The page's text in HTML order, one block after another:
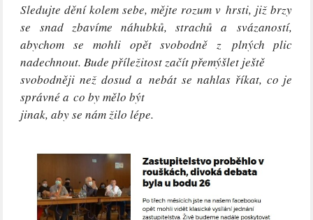
Sledujte dění kolem sebe, mějte rozum v hrsti, již brzy
se snad zbavíme náhubků, strachů a svázaností,
abychom se mohli opět svobodně z plných plic
nadechnout. Bude příležitost začít přemýšlet ještě
svobodněji než dosud a nebát se nahlas říkat, co je
správné a co by mělo být
jinak, aby se nám žilo lépe.